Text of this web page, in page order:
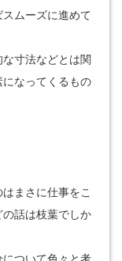
ムーズに進めて
寸法などとは関
なってくるもの
まさに仕事をこ
話は枝葉でしか